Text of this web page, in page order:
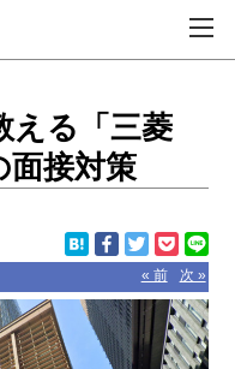
える「三菱
面接対策
次 »
« 前